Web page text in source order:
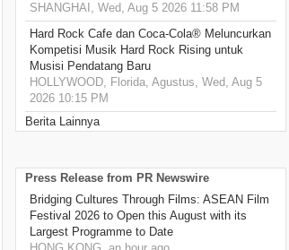
SHANGHAI, Wed, Aug 5 2026 11:58 PM
Hard Rock Cafe dan Coca-Cola® Meluncurkan
Kompetisi Musik Hard Rock Rising untuk
Musisi Pendatang Baru
HOLLYWOOD, Florida, Agustus, Wed, Aug 5
2026 10:15 PM
Berita Lainnya
Press Release from PR Newswire
Bridging Cultures Through Films: ASEAN Film
Festival 2026 to Open this August with its
Largest Programme to Date